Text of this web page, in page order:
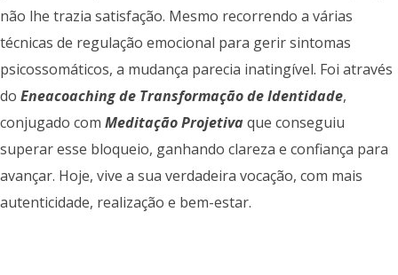
não lhe trazia satisfação. Mesmo recorrendo a várias
técnicas de regulação emocional para gerir sintomas
psicossomáticos, a mudança parecia inatingível. Foi através
do Eneacoaching de Transformação de Identidade,
conjugado com Meditação Projetivaque conseguiu
superar esse bloqueio, ganhando clareza e confiança para
avançar. Hoje, vive a sua verdadeira vocação, com mais
autenticidade, realização e bem-estar.